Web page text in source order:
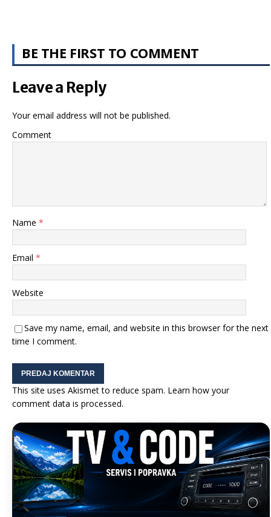
BE THE FIRST TO COMMENT
Leave a Reply
Your email address will not be published.
Comment
Name *
Email *
Website
Save my name, email, and website in this browser for the next
time I comment.
This site uses Akismet to reduce spam. Learn how your
comment data is processed.